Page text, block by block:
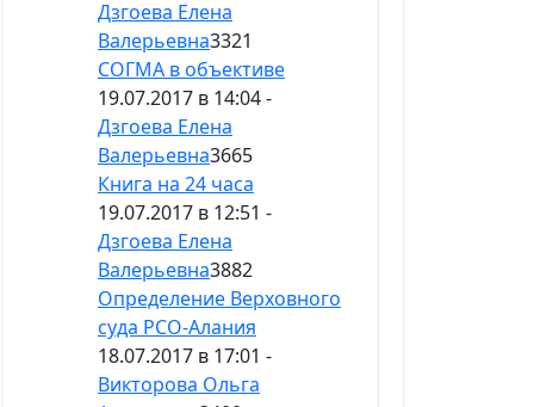
Дзгоева Елена
Валерьевна3321
СОГМА в объективе
19.07.2017 в 14:04 -
Дзгоева Елена
Валерьевна3665
Книга на 24 часа
19.07.2017 в 12:51 -
Дзгоева Елена
Валерьевна3882
Определение Верховного
суда РСО-Алания
18.07.2017 в 17:01 -
Викторова Ольга